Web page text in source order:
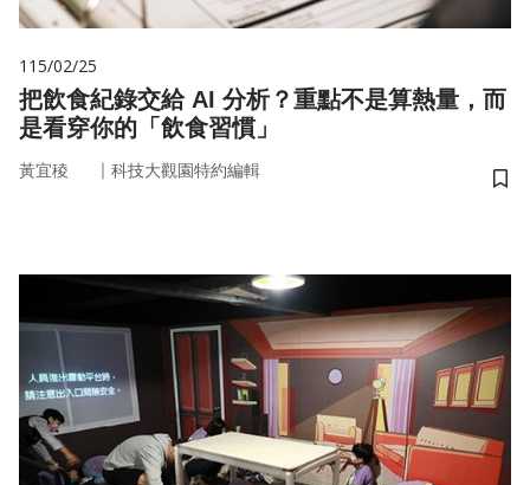
115/02/25
把飲食紀錄交給 AI 分析？重點不是算熱量，而
是看穿你的「飲食習慣」
黃宜稜 ｜ 科技大觀園特約編輯
儲